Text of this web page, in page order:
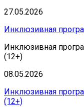
27.05.2026
Инклюзивная
Инклюзивная
(12+)
08.05.2026
Инклюзивная
(12+)